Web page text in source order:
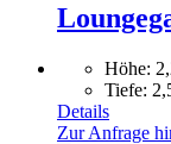
Höhe:
Tiefe:
Details
Zur Anfrage